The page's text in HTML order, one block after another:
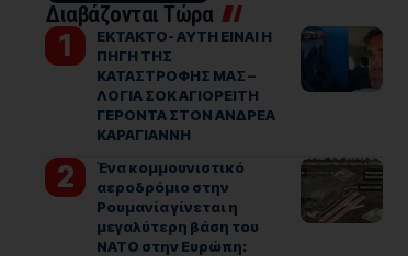
Διαβάζονται Τώρα
ΕΚΤΑΚΤΟ- ΑΥΤΗ ΕΙΝΑΙ Η
ΠΗΓΗ ΤΗΣ
ΚΑΤΑΣΤΡΟΦΗΣ ΜΑΣ –
ΛΟΓΙΑ ΣΟΚ ΑΓΙΟΡΕΙΤΗ
ΓΕΡΟΝΤΑ ΣΤΟΝ ΑΝΔΡΕΑ
ΚΑΡΑΓΙΑΝΝΗ
Ένα κομμουνιστικό
αεροδρόμιο στην
Ρουμανία γίνεται η
μεγαλύτερη βάση του
ΝΑΤΟ στην Ευρώπη: